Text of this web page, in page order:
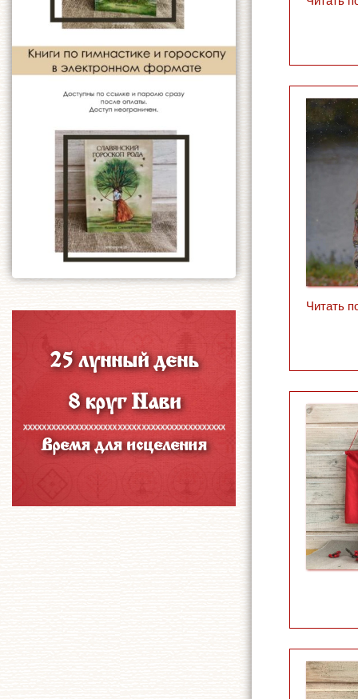
25 лунный день
8 круг Нави
Время для исцеления
Читать